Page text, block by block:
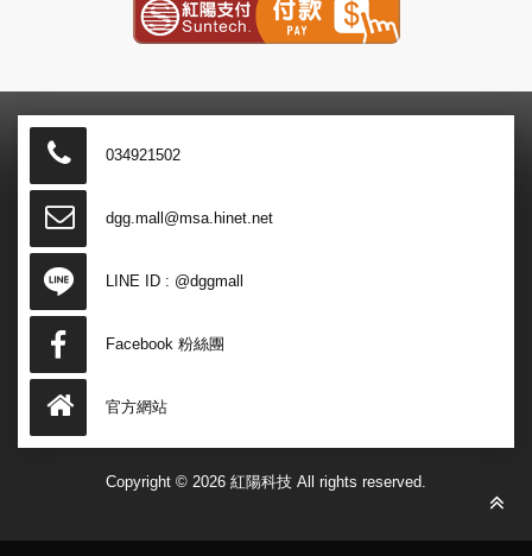
紅陽金流付款
034921502
dgg.mall@msa.hinet.net
LINE ID : @dggmall
Facebook 粉絲團
官方網站
Copyright © 2026 紅陽科技 All rights reserved.